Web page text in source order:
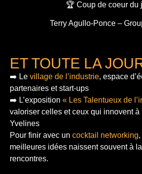
🏆 Coup de coeur du
Terry Agullo-Ponce –
ET TOUTE LA
➡️ Le village de l’industrie, espace
partenaires et start-ups
➡️ L’exposition « Les Talentueux de
valoriser celles et ceux qui innovent
Yvelines
Pour finir avec un cocktail networking
meilleures idées naissent souvent à
rencontres.